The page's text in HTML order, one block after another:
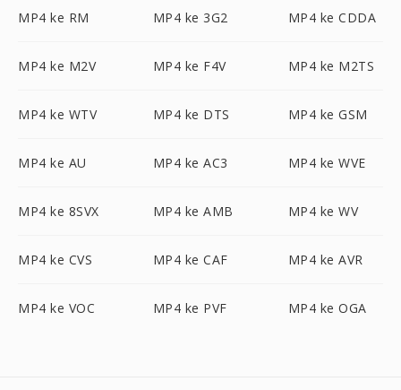
MP4 ke RM MP4 ke 3G2 MP4 ke CDDA
MP4 ke M2V MP4 ke F4V MP4 ke M2TS
MP4 ke WTV MP4 ke DTS MP4 ke GSM
MP4 ke AU MP4 ke AC3 MP4 ke WVE
MP4 ke 8SVX MP4 ke AMB MP4 ke WV
MP4 ke CVS MP4 ke CAF MP4 ke AVR
MP4 ke VOC MP4 ke PVF MP4 ke OGA